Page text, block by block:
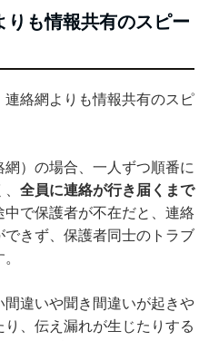
りも情報共有のスピー
絡網よりも情報共有のスピ
）の場合、一人ずつ順番に
全員に連絡が行き届くまで
中で保護者が不在だと、連絡
きず、保護者同士のトラブ
違いや聞き間違いが起きや
、伝え漏れが生じたりする